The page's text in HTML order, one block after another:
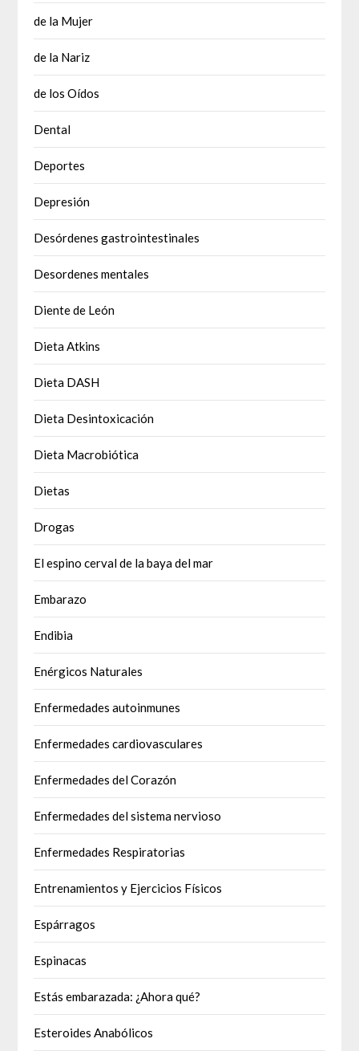
de la Mujer
de la Nariz
de los Oídos
Dental
Deportes
Depresión
Desórdenes gastrointestinales
Desordenes mentales
Diente de León
Dieta Atkins
Dieta DASH
Dieta Desintoxicación
Dieta Macrobiótica
Dietas
Drogas
El espino cerval de la baya del mar
Embarazo
Endibia
Enérgicos Naturales
Enfermedades autoinmunes
Enfermedades cardiovasculares
Enfermedades del Corazón
Enfermedades del sistema nervioso
Enfermedades Respiratorias
Entrenamientos y Ejercicios Físicos
Espárragos
Espinacas
Estás embarazada: ¿Ahora qué?
Esteroides Anabólicos